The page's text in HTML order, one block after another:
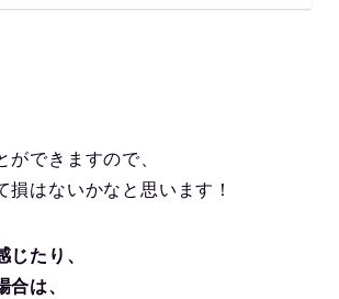
ができますので、
損はないかなと思います！
じたり、
合は、